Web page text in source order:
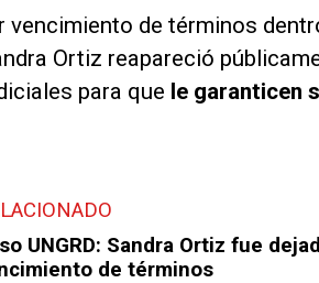
vencimiento de términos
Ortiz reapareció
para que le garanticen
UNGRD: Sandra Ortiz fue
de términos